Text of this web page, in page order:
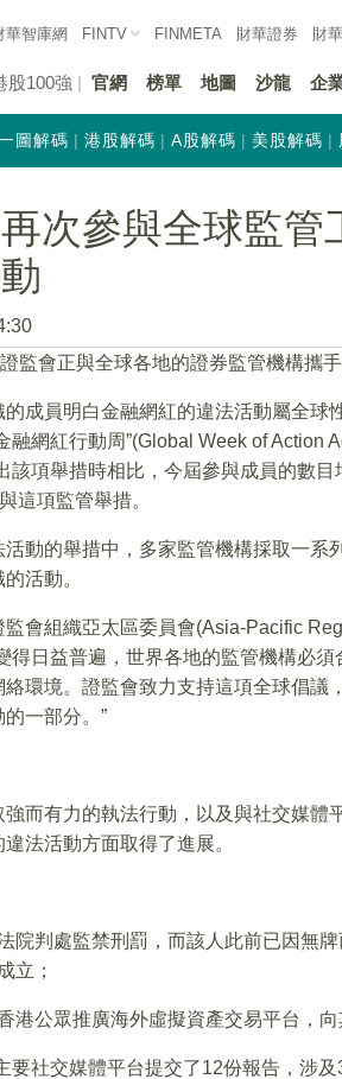
華智庫網 FINTV FINMETA 財華證券 財華
股100強 官網 榜單 地圖 沙龍 企
圖解碼 港股解碼 A股解碼 美股解碼
次參與全球監管
監會正與全球各地的證券監管機構攜
成員明白金融網紅的違法活動屬全球
融網紅行動周”(Global Week of Action
該項舉措時相比，今屆參與成員的數
這項監管舉措。
動的舉措中，多家監管機構採取一系
活動。
會組織亞太區委員會(Asia-Pacific
得日益普遍，世界各地的監管機構必
環境。證監會致力支持這項全球倡議
一部分。”
而有力的執法行動，以及與社交媒體
法活動方面取得了進展。
院判處監禁刑罰，而該人此前已因無
立；
港公眾推廣海外虛擬資產交易平台，向
要社交媒體平台提交了12份報告，涉